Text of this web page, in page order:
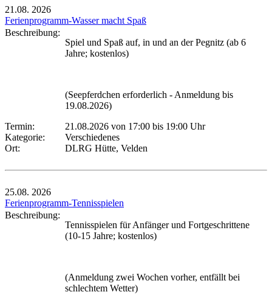
21.08. 2026
Ferienprogramm-Wasser macht Spaß
Beschreibung:
Spiel und Spaß auf, in und an der Pegnitz (ab 6
Jahre; kostenlos)
(Seepferdchen erforderlich - Anmeldung bis
19.08.2026)
Termin:
21.08.2026 von 17:00 bis 19:00 Uhr
Kategorie:
Verschiedenes
Ort:
DLRG Hütte, Velden
25.08. 2026
Ferienprogramm-Tennisspielen
Beschreibung:
Tennisspielen für Anfänger und Fortgeschrittene
(10-15 Jahre; kostenlos)
(Anmeldung zwei Wochen vorher, entfällt bei
schlechtem Wetter)